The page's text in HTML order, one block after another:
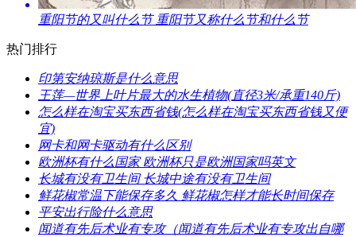
​重阳节的又叫什么节 重阳节又称什么节和什么节
热门排行
​印第安纳琼斯是什么意思
​王莲—世界上叶片最大的水生植物(直径3米/承重140斤)
​怎么样在淘宝买东西省钱(怎么样在淘宝买东西省钱又便
宜)
​网卡和网卡驱动有什么区别
​欧洲杯有什么国家 欧洲杯只是欧洲国家吗英文
​长城有没有卫生间 长城中途有没有卫生间
​鲜花椒常温下能保存多久 鲜花椒怎样才能长时间保存
​平安出行险什么意思
​闻道有先后术业有专攻（闻道有先后术业有专攻出自哪